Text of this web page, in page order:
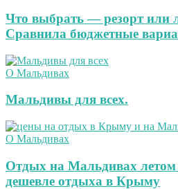
Что выбрать — резорт или
Сравнила бюджетные
О Мальдивах
Мальдивы для всех.
О Мальдивах
Отдых на Мальдивах летом
дешевле отдыха в Крыму